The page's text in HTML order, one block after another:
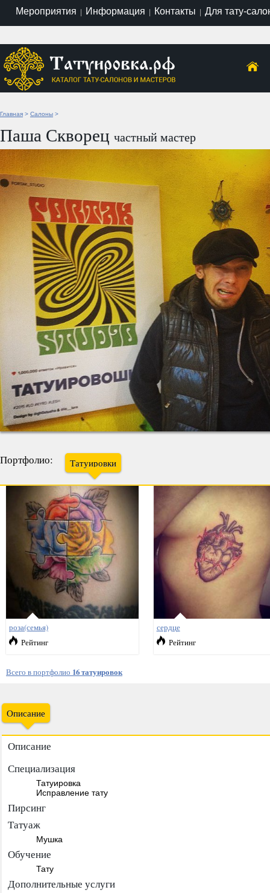
Мероприятия | Информация | Контакты | Для тату-
Главная > Салоны >
Паша Скворец частный мастер
Портфолио: Татуировки
роза(семья)
Рейтинг
сердце
Рейтинг
Всего в портфолио 16 татуировок
Описание
Описание
Специализация
Татуировка
Исправление тату
Пирсинг
Татуаж
Мушка
Обучение
Тату
Дополнительные услуги